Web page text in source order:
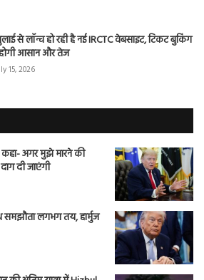
से लॉन्च हो रही है नई IRCTC वेबसाइट, टिकट बुकिंग
आसान और तेज
15, 2026
कहा- अगर मुझे मारने की
दी जाएंगी
समझौता लगभग तय, हार्मुज